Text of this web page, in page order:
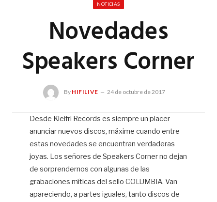
NOTICIAS
Novedades
Speakers Corner
By HIFILIVE 24 de octubre de 2017
Desde Kleifri Records es siempre un placer
anunciar nuevos discos, máxime cuando entre
estas novedades se encuentran verdaderas
joyas. Los señores de Speakers Corner no dejan
de sorprendernos con algunas de las
grabaciones míticas del sello COLUMBIA. Van
apareciendo, a partes iguales, tanto discos de